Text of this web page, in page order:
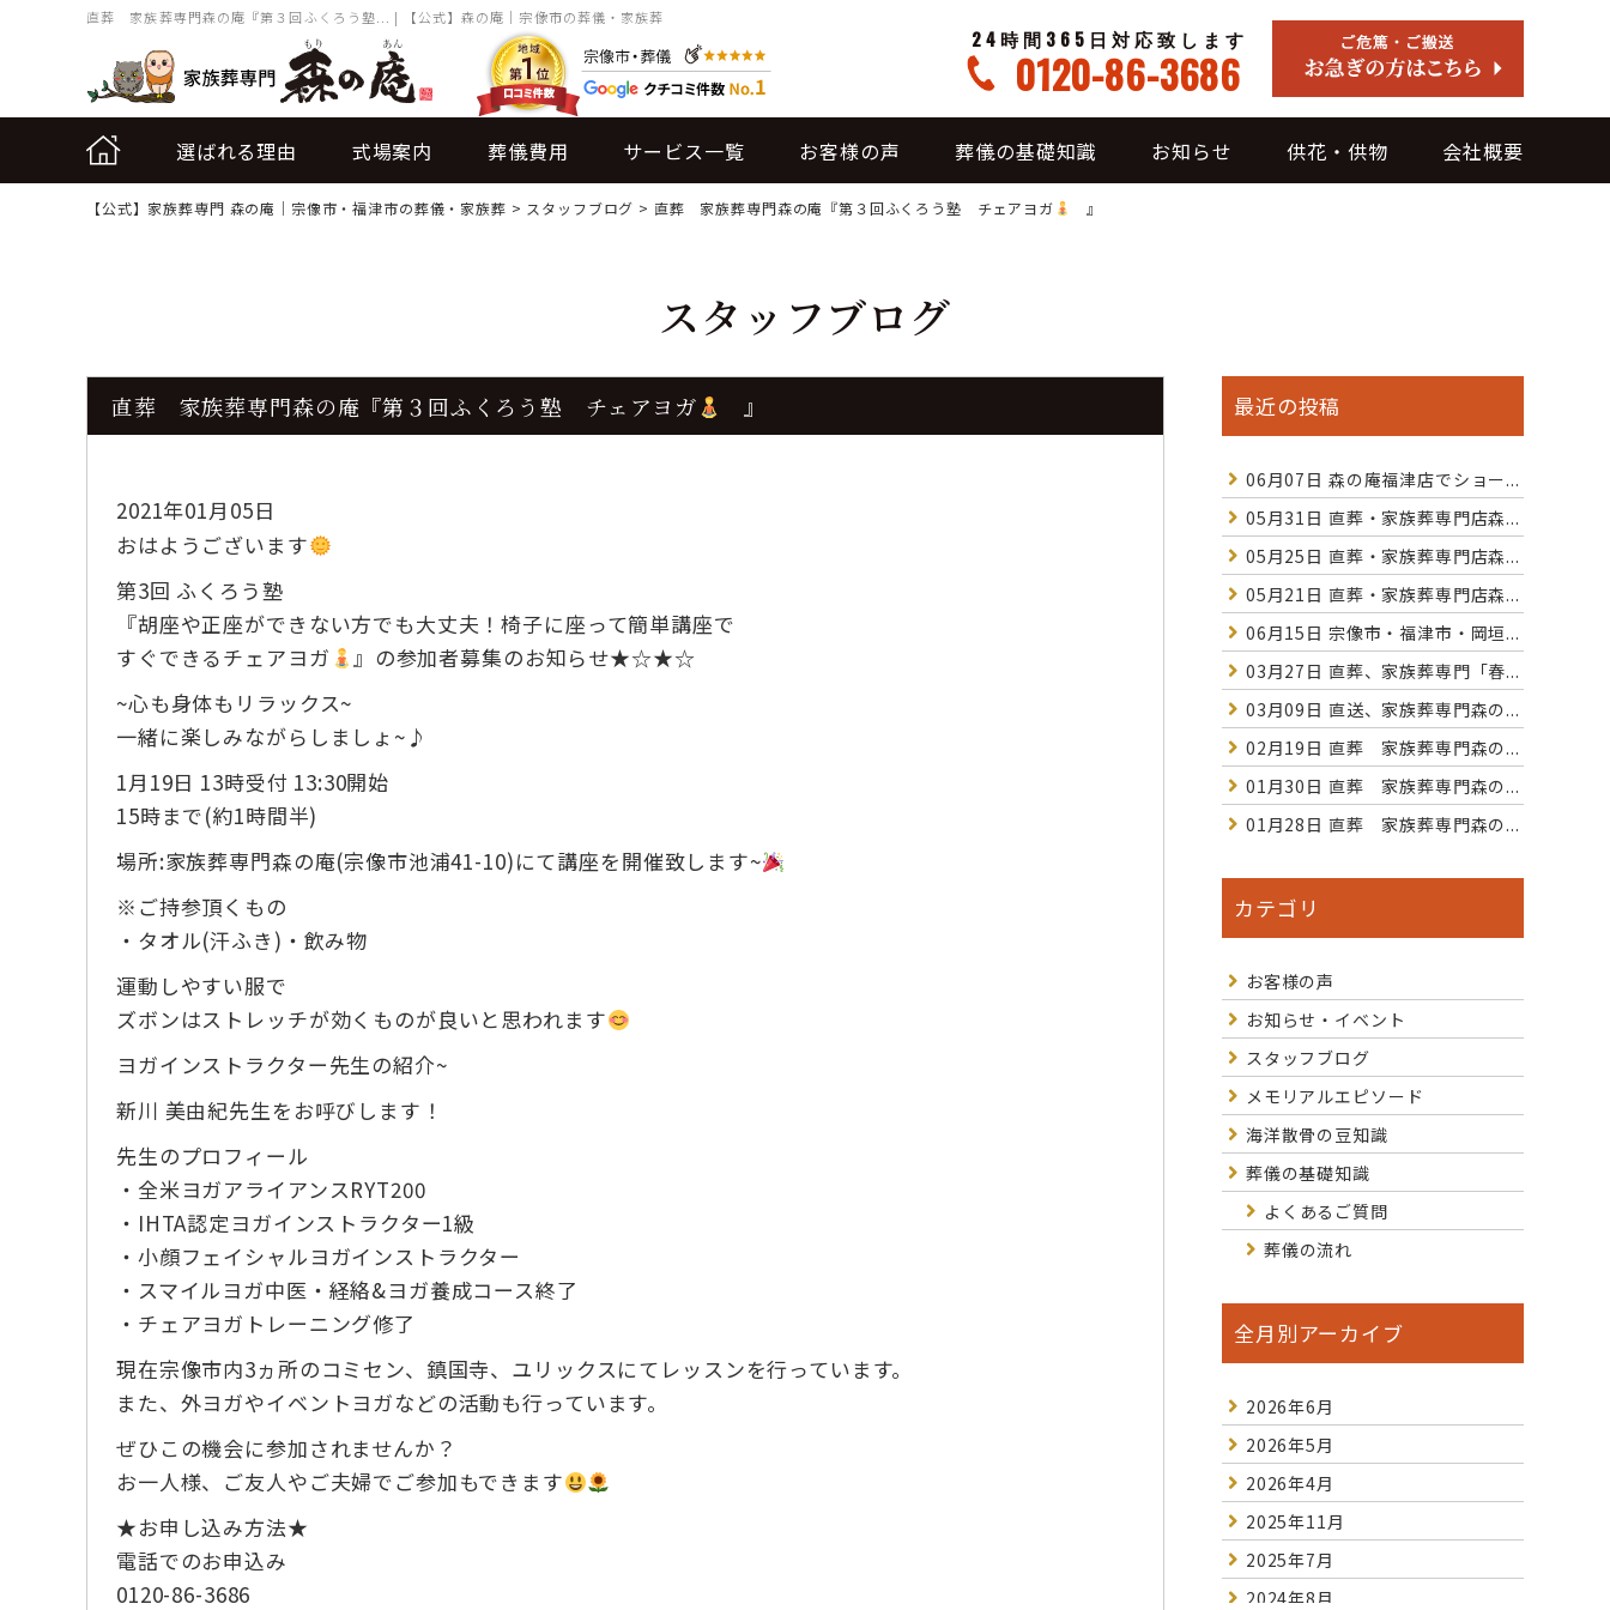
直葬 家族葬専門森の庵『第３回ふくろう塾... | 【公式】森の庵｜宗像市の葬儀・家族葬
24時間365日対応致します
0120-86-3686
選ばれる理由 式場案内 葬儀費用 サービス一覧 お客様の声 葬儀の基礎知識 お知らせ 供花・供物 会社概要
【公式】家族葬専門 森の庵｜宗像市・福津市の葬儀・家族葬 > スタッフブログ > 直葬 家族葬専門森の庵『第３回ふくろう塾 チェアヨガ 』
スタッフブログ
直葬 家族葬専門森の庵『第３回ふくろう塾 チェアヨガ 』
2021年01月05日
おはようございます
第3回 ふくろう塾
『胡座や正座ができない方でも大丈夫！椅子に座って簡単講座で
すぐできるチェアヨガ
』の参加者募集のお知らせ★☆★☆
~心も身体もリラックス~
一緒に楽しみながらしましょ~♪
1月19日 13時受付 13:30開始
15時まで(約1時間半)
場所:家族葬専門森の庵(宗像市池浦41-10)にて講座を開催致します~
※ご持参頂くもの
・タオル(汗ふき)・飲み物
運動しやすい服で
ズボンはストレッチが効くものが良いと思われます
ヨガインストラクター先生の紹介~
新川 美由紀先生をお呼びします！
先生のプロフィール
・全米ヨガアライアンスRYT200
・IHTA認定ヨガインストラクター1級
・小顔フェイシャルヨガインストラクター
・スマイルヨガ中医・経絡&ヨガ養成コース終了
・チェアヨガトレーニング修了
現在宗像市内3ヵ所のコミセン、鎮国寺、ユリックスにてレッスンを行っています。
また、外ヨガやイベントヨガなどの活動も行っています。
ぜひこの機会に参加されませんか？
お一人様、ご友人やご夫婦でご参加もできます
★お申し込み方法★
電話でのお申込み
0120-86-3686
最近の投稿
06月07日 森の庵福津店でショー...
05月31日 直葬・家族葬専門店森...
05月25日 直葬・家族葬専門店森...
05月21日 直葬・家族葬専門店森...
06月15日 宗像市・福津市・岡垣...
03月27日 直葬、家族葬専門「春...
03月09日 直送、家族葬専門森の...
02月19日 直葬 家族葬専門森の...
01月30日 直葬 家族葬専門森の...
01月28日 直葬 家族葬専門森の...
カテゴリ
お客様の声
お知らせ・イベント
スタッフブログ
メモリアルエピソード
海洋散骨の豆知識
葬儀の基礎知識
よくあるご質問
葬儀の流れ
全月別アーカイブ
2026年6月
2026年5月
2026年4月
2025年11月
2025年7月
2024年8月